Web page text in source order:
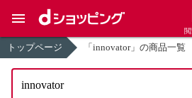
トップページ 「innovator」の商品一覧